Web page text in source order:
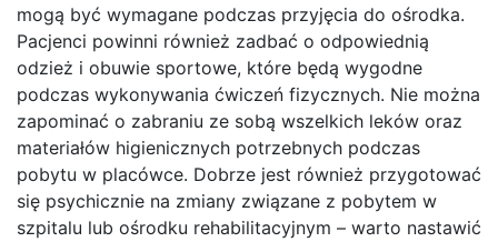
mogą być wymagane podczas przyjęcia do ośrodka.
Pacjenci powinni również zadbać o odpowiednią
odzież i obuwie sportowe, które będą wygodne
podczas wykonywania ćwiczeń fizycznych. Nie można
zapominać o zabraniu ze sobą wszelkich leków oraz
materiałów higienicznych potrzebnych podczas
pobytu w placówce. Dobrze jest również przygotować
się psychicznie na zmiany związane z pobytem w
szpitalu lub ośrodku rehabilitacyjnym – warto nastawić